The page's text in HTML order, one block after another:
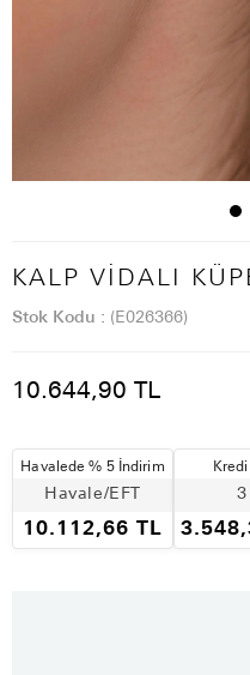
KALP VIDALI
Stok Kodu (E026366)
10.644,90 TL
Havalede % 5 İndirim
Havale/EFT
10.112,66 TL
3